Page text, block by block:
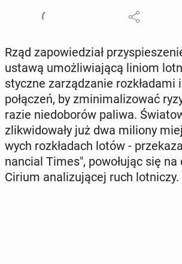
Rząd za­po­wie­dział
ustawą umoż­li­wia­ją­cą liniom
stycz­ne za­rzą­dza­nie roz­kła­da­mi
po­łą­czeń, by zmi­ni­ma­li­zo­wać
razie nie­do­bo­rów paliwa.
zli­kwi­do­wa­ły już dwa miliony
wych roz­kła­dach lotów -
nan­cial Times", po­wo­łu­jąc się
Cirium ana­li­zu­ją­cej ruch lot­ni­czy.